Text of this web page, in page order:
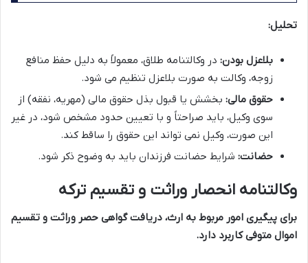
تحلیل:
بلاعزل بودن: در وکالتنامه طلاق، معمولاً به دلیل حفظ منافع
زوجه، وکالت به صورت بلاعزل تنظیم می شود.
حقوق مالی: بخشش یا قبول بذل حقوق مالی (مهریه، نفقه) از
سوی وکیل، باید صراحتاً و با تعیین حدود مشخص شود، در غیر
این صورت، وکیل نمی تواند این حقوق را ساقط کند.
حضانت: شرایط حضانت فرزندان باید به وضوح ذکر شود.
وکالتنامه انحصار وراثت و تقسیم ترکه
برای پیگیری امور مربوط به ارث، دریافت گواهی حصر وراثت و تقسیم
اموال متوفی کاربرد دارد.